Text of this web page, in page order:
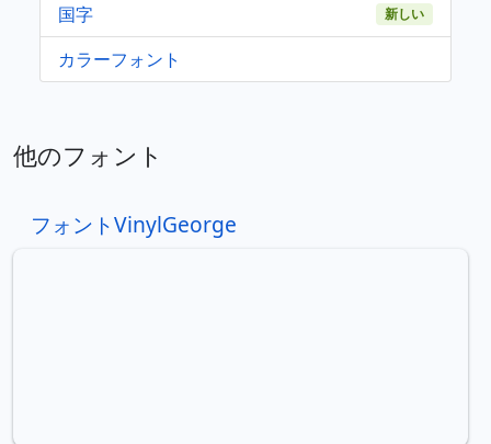
国字
新しい
カラーフォント
他のフォント
フォントVinylGeorge